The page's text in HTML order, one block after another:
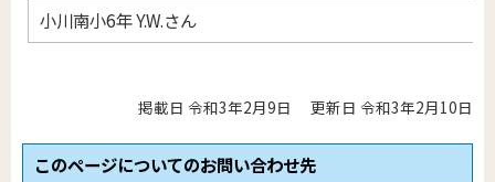
小川南小6年 Y.W.さん
掲載日 令和3年2月9日 更新日 令和3年2月10日
このページについてのお問い合わせ先